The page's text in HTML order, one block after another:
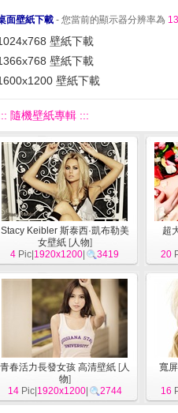
面壁紙下載 - 您當前的顯示器分辨率為
壁紙下載
壁紙下載
壁紙下載
隨機壁紙專輯 :::
Stacy Keibler 斯泰西·凱布勒美
女壁紙[人物]
4 Pic| 1920x1200 3419
超
20
青春活力長發女孩 高清壁紙[人
物]
14Pic| 1920x1200| 2744
寬
16